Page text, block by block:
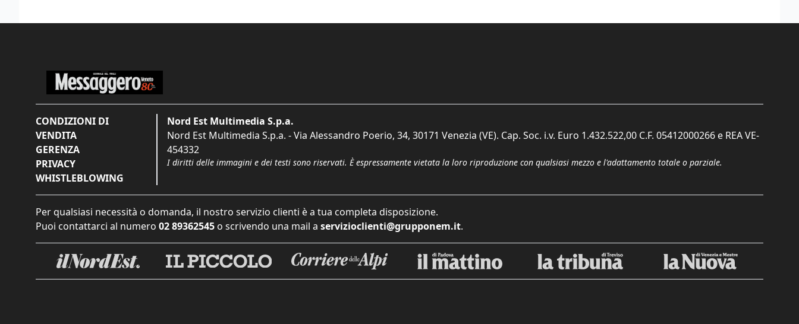
CONDIZIONI DI
VENDITA
GERENZA
PRIVACY
WHISTLEBLOWING
Nord Est Multimedia S.p.a.
Nord Est Multimedia S.p.a. - Via Alessandro Poerio, 34, 30171 Venezia (VE). Cap. Soc. i.v. Euro 1.432.522,00 C.F. 05412000266 e REA VE-
454332
I diritti delle immagini e dei testi sono riservati. È espressamente vietata la loro riproduzione con qualsiasi mezzo e l'adattamento totale o parziale.
Per qualsiasi necessità o domanda, il nostro servizio clienti è a tua completa disposizione.
Puoi contattarci al numero 02 89362545 o scrivendo una mail a servizioclienti@grupponem.it.